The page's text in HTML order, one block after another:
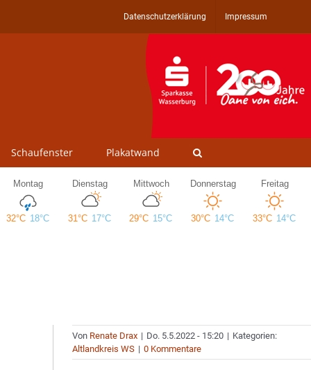
Datenschutzerklärung Impressum
Schaufenster Plakatwand
Von Renate Drax | Do. 5.5.2022 - 15:20 | Kategorien:
Altlandkreis WS | 0 Kommentare